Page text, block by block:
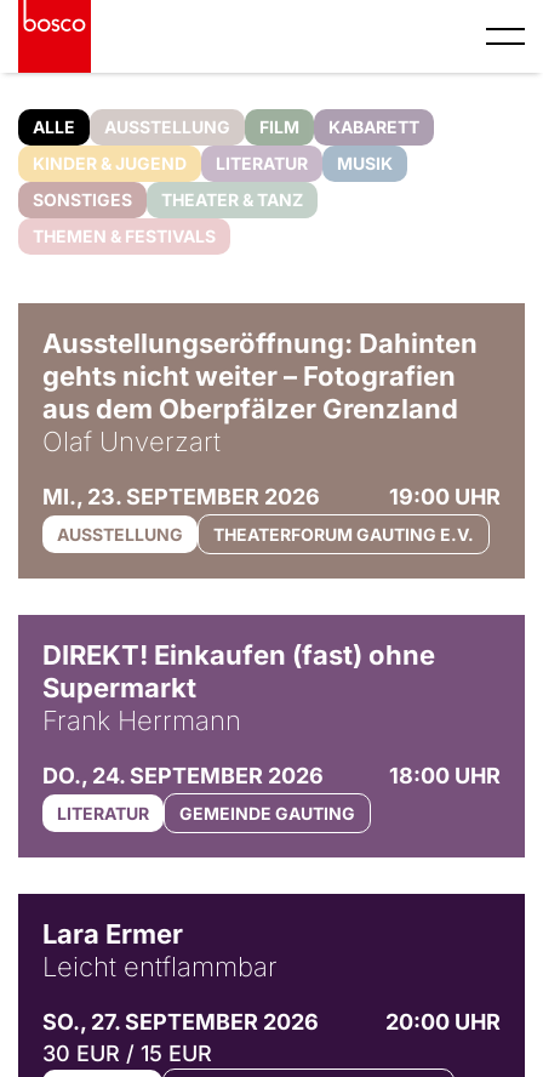
ALLE AUSSTELLUNG FILM
KABARETT
KINDER & JUGEND
LITERATUR
MUSIK
SONSTIGES
THEATER & TANZ
THEMEN & FESTIVALS
Ausstellungseröffnung: Dahinten
gehts nicht weiter – Fotografien
aus dem Oberpfälzer Grenzland
Olaf Unverzart
MI., 23. SEPTEMBER 2026 19:00 UHR
AUSSTELLUNG THEATERFORUM GAUTING E.V.
DIREKT! Einkaufen (fast) ohne
Supermarkt
Frank Herrmann
DO., 24. SEPTEMBER 2026 18:00 UHR
LITERATUR GEMEINDE GAUTING
Lara Ermer
Leicht entflammbar
SO., 27. SEPTEMBER 2026
20:00 UHR
30 EUR / 15 EUR